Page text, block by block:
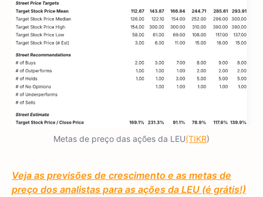
Metas de preço das ações da LEU(TIKR)
Veja as previsões de crescimento e as metas de
preço dos analistas para as ações da LEU (é grátis!)